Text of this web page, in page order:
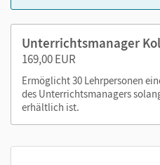
Materialien für
Inklusionsmaterialien
zum Schulbuch sowie
Unterrichten)
Nutzen Sie den
Unterrichtsmanager
169,00 EUR
Ermöglicht 30 Lehrpersonen
des Unterrichtsmanagers
erhältlich ist.